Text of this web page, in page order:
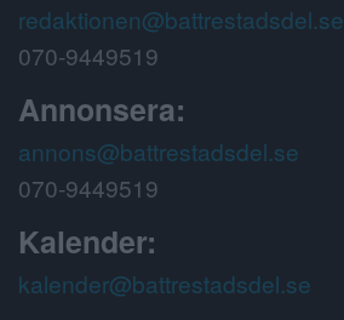
redaktionen@battrestadsdel.se
070-9449519
Annonsera:
annons@battrestadsdel.se
070-9449519
Kalender:
kalender@battrestadsdel.se